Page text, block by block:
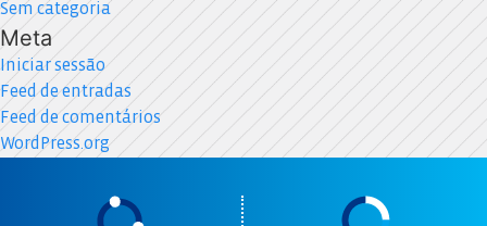
Sem categoria
Meta
Iniciar sessão
Feed de entradas
Feed de comentários
WordPress.org